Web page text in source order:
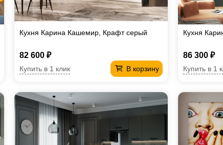
Кухня Карина Кашемир, Крафт серый
82 600 ₽
В корзину
Купить в 1 клик
Кухня
86 300 ₽
Купить в 1